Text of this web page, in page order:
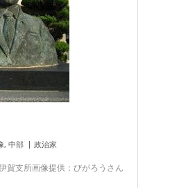
, 中部 政治家
賀支所画像提供：びがろうさん